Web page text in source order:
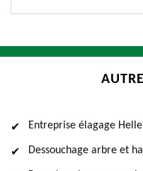
Entreprise élagage
Dessouchage arbre et